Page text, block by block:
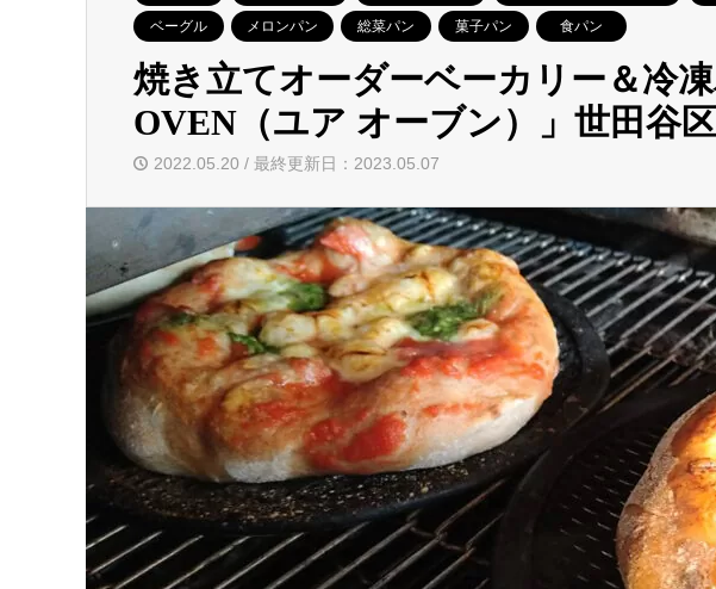
ベーグル メロンパン 総菜パン 菓子パン 食パン
焼き立てオーダーベーカリー＆冷
OVEN（ユア オーブン）」世田谷
2022.05.20 / 最終更新日：2023.05.07